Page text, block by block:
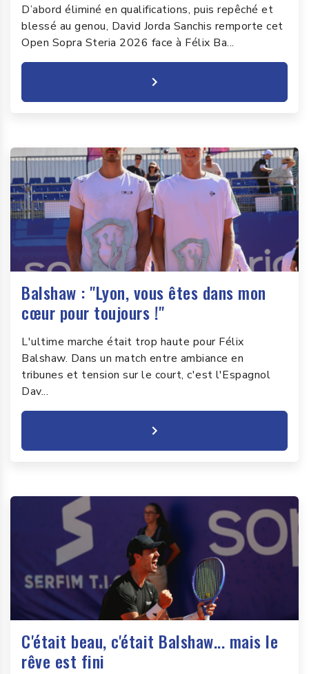
D’abord éliminé en qualifications, puis repêché et
blessé au genou, David Jorda Sanchis remporte cet
Open Sopra Steria 2026 face à Félix Ba...
Balshaw : "Lyon, vous êtes dans mon
cœur pour toujours !"
L'ultime marche était trop haute pour Félix
Balshaw. Dans un match entre ambiance en
tribunes et tension sur le court, c'est l'Espagnol
Dav...
C'était beau, c'était Balshaw... mais le
rêve est fini